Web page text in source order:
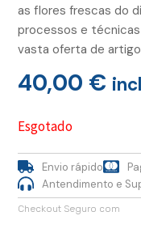
as flores frescas do
processos e técnicas
vasta oferta de
40,00 €
Esgotado
Envio rápido
Antendimento e
Checkout Seguro com